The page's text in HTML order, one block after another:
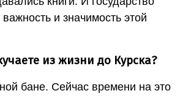
и значимость этой
из жизни до Курска?
бане. Сейчас времени на это